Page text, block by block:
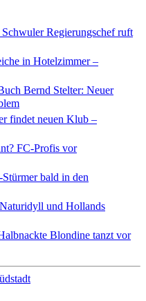
Schwuler Regierungschef ruft
in Hotelzimmer –
Bernd Stelter: Neuer
findet neuen Klub –
FC-Profis vor
bald in den
Naturidyll und Hollands
Blondine tanzt vor